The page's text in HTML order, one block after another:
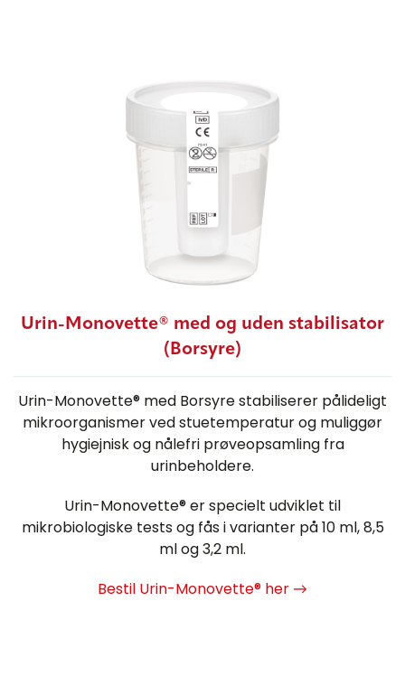
Urin-Monovette® med og uden stabilisator
(Borsyre)
Urin-Monovette® med Borsyre stabiliserer pålideligt
mikroorganismer ved stuetemperatur og muliggør
hygiejnisk og nålefri prøveopsamling fra
urinbeholdere.
Urin-Monovette® er specielt udviklet til
mikrobiologiske tests og fås i varianter på 10 ml, 8,5
ml og 3,2 ml.
Bestil Urin-Monovette® her →